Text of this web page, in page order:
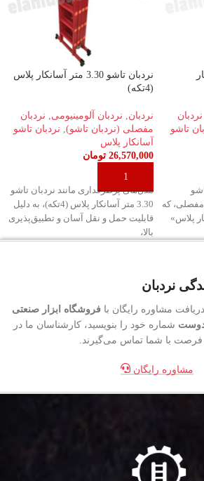
نردبان
تاشو
پلاس(4تکه) مفصلی، که
پلاس»
نردبان تاشو 3.30 متر آسانکار پلاس
(4تکه)
نردبان نردبان آلومینیومی
نردبان
مفصلی (نردبان تاشو) نردبان تاشو
آسانکار پلاس
26,570,000 تومان
افزودن به سبد خرید
مدل‌های پرطرفداری مانند نردبان تاشو
3.30 متر آسانکار پلاس (4تکه)، به دلیل
قابلیت حمل و نقل آسان و تطبیق‌پذیری
بالا،
نردبان
مشاوره رایگان با فروشگاه ابزار صنعتی
دوست شماره خود را بنویسید، کارشناسان ما در
فرصت با شما تماس می‌گیرند.
مشاوره رایگان